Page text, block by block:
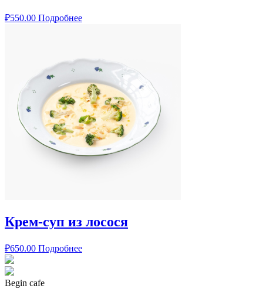
₽550.00 Подробнее
Крем-суп из лосося
₽650.00 Подробнее
Begin cafe